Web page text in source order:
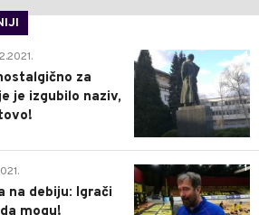
4
za
je izgubilo naziv,
1
na debiju: Igrači